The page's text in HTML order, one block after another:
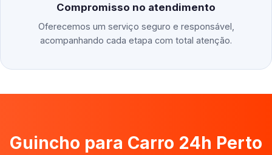
Compromisso no atendimento
Oferecemos um serviço seguro e responsável,
acompanhando cada etapa com total atenção.
Guincho para Carro 24h Perto